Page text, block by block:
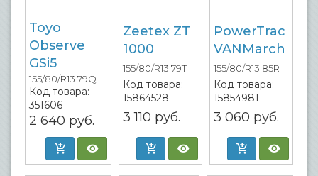
Toyo
Observe
GSi5
155/80/R13 79Q
Код товара:
351606
2 640 руб.
Zeetex ZT
1000
155/80/R13 79T
Код товара:
15864528
3 110 руб.
PowerTrac
VANMarch
155/80/R13 85R
Код товара:
15854981
3 060 руб.